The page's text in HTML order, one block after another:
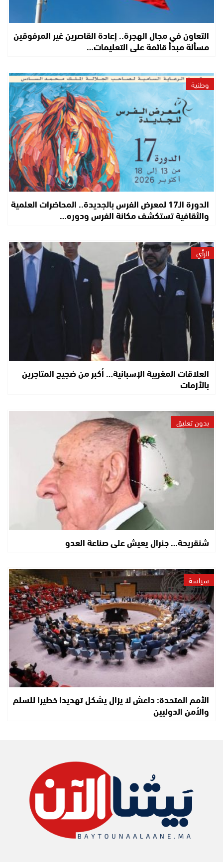
التعاون في مجال الهجرة.. إعادة القاصرين غير المرفوقين
مسألة مبدأ قائمة على التعليمات…
وطنية
الدورة الـ17 لمعرض الفرس بالجديدة.. المحاضرات العلمية
والثقافية تستكشف مكانة الفرس ودوره…
الرأي
العلاقات المغربية الإسبانية… أكبر من ضجيج المتاجرين
بالأزمات
بدون تعليق
شنقريحة… جنرال يعيش على صناعة العدو
سياسة
الأمم المتحدة: داعش لا يزال يشكل تهديدا خطيرا للسلم
والأمن الدوليين